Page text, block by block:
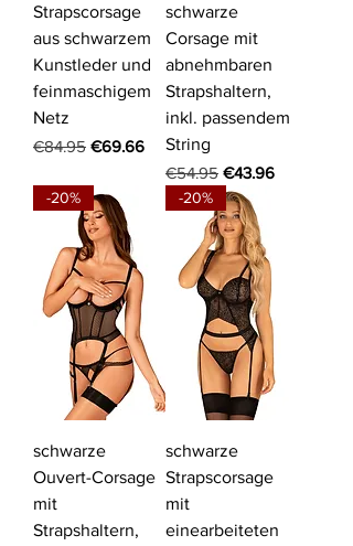
Strapscorsage
aus schwarzem
Kunstleder und
feinmaschigem
Netz
Regular Price
€84.95 Sale Price
€69.66
schwarze
Corsage mit
abnehmbaren
Strapshaltern,
inkl. passendem
String
Regular Price
€54.95 Sale Price
€43.96
-20%
schwarze
Ouvert-Corsage
mit
Strapshaltern,
-20%
schwarze
Strapscorsage
mit
einearbeiteten